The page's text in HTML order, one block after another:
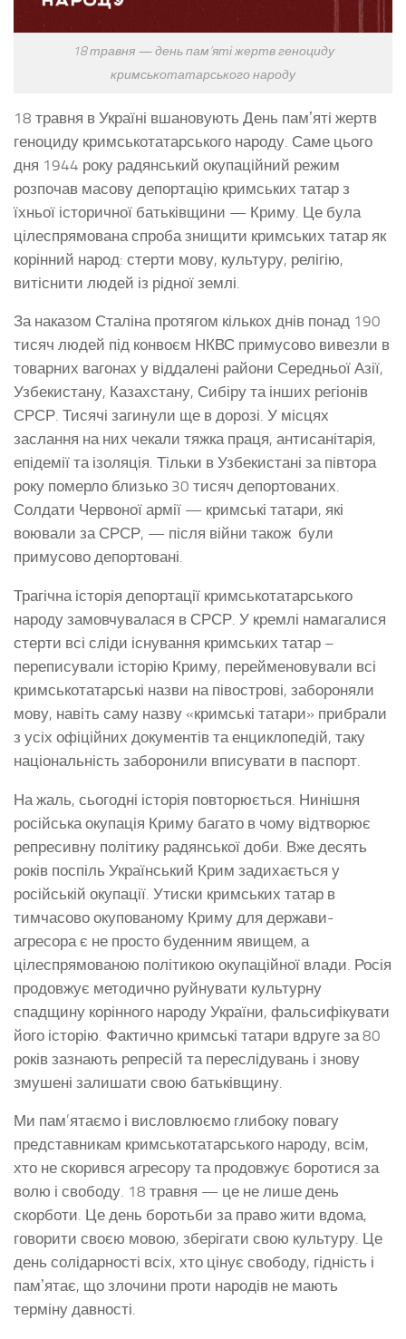
18 травня — день пам’яті жертв геноциду
кримськотатарського народу
18 травня в Україні вшановують День памʼяті жертв
геноциду кримськотатарського народу. Саме цього
дня 1944 року радянський окупаційний режим
розпочав масову депортацію кримських татар з
їхньої історичної батьківщини — Криму. Це була
цілеспрямована спроба знищити кримських татар як
корінний народ: стерти мову, культуру, релігію,
витіснити людей із рідної землі.
За наказом Сталіна протягом кількох днів понад 190
тисяч людей під конвоєм НКВС примусово вивезли в
товарних вагонах у віддалені райони Середньої Азії,
Узбекистану, Казахстану, Сибіру та інших регіонів
СРСР. Тисячі загинули ще в дорозі. У місцях
заслання на них чекали тяжка праця, антисанітарія,
епідемії та ізоляція. Тільки в Узбекистані за півтора
року померло близько 30 тисяч депортованих.
Солдати Червоної армії — кримські татари, які
воювали за СРСР, — після війни також були
примусово депортовані.
Трагічна історія депортації кримськотатарського
народу замовчувалася в СРСР. У кремлі намагалися
стерти всі сліди існування кримських татар –
переписували історію Криму, перейменовували всі
кримськотатарські назви на півострові, забороняли
мову, навіть саму назву «кримські татари» прибрали
з усіх офіційних документів та енциклопедій, таку
національність заборонили вписувати в паспорт.
На жаль, сьогодні історія повторюється. Нинішня
російська окупація Криму багато в чому відтворює
репресивну політику радянської доби. Вже десять
років поспіль Український Крим задихається у
російській окупації. Утиски кримських татар в
тимчасово окупованому Криму для держави-
агресора є не просто буденним явищем, а
цілеспрямованою політикою окупаційної влади. Росія
продовжує методично руйнувати культурну
спадщину корінного народу України, фальсифікувати
його історію. Фактично кримські татари вдруге за 80
років зазнають репресій та переслідувань і знову
змушені залишати свою батьківщину.
Ми пам’ятаємо і висловлюємо глибоку повагу
представникам кримськотатарського народу, всім,
хто не скорився агресору та продовжує боротися за
волю і свободу. 18 травня — це не лише день
скорботи. Це день боротьби за право жити вдома,
говорити своєю мовою, зберігати свою культуру. Це
день солідарності всіх, хто цінує свободу, гідність і
памʼятає, що злочини проти народів не мають
терміну давності.